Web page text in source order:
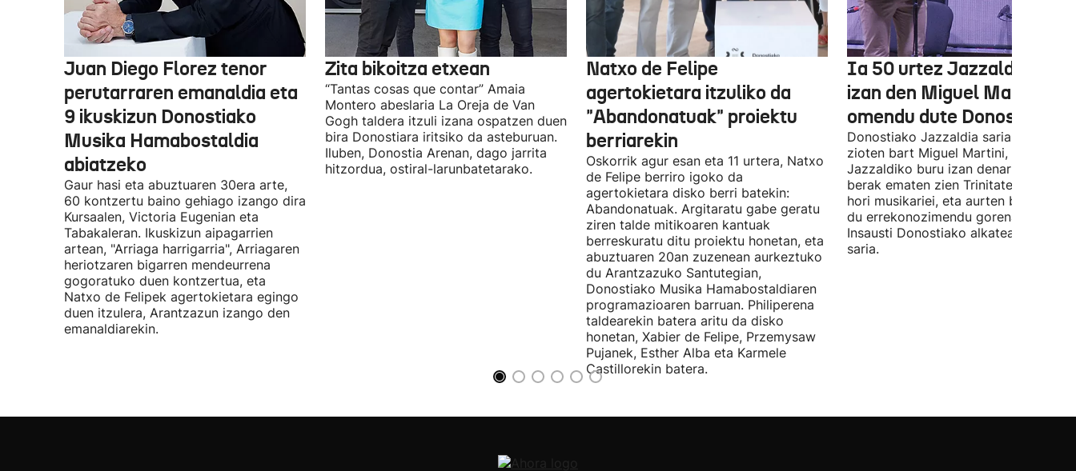
Juan Diego Florez tenor
perutarraren emanaldia eta
9 ikuskizun Donostiako
Musika Hamabostaldia
abiatzeko
Gaur hasi eta abuztuaren 30era arte,
60 kontzertu baino gehiago izango dira
Kursaalen, Victoria Eugenian eta
Tabakaleran. Ikuskizun aipagarrien
artean, "Arriaga harrigarria", Arriagaren
heriotzaren bigarren mendeurrena
gogoratuko duen kontzertua, eta
Natxo de Felipek agertokietara egingo
duen itzulera, Arantzazun izango den
emanaldiarekin.
Zita bikoitza etxean
“Tantas cosas que contar” Amaia
Montero abeslaria La Oreja de Van
Gogh taldera itzuli izana ospatzen duen
bira Donostiara iritsiko da asteburuan.
Iluben, Donostia Arenan, dago jarrita
hitzordua, ostiral-larunbatetarako.
Natxo de Felipe
agertokietara itzuliko da
"Abandonatuak" proiektu
berriarekin
Oskorrik agur esan eta 11 urtera, Natxo
de Felipe berriro igoko da
agertokietara disko berri batekin:
Abandonatuak. Argitaratu gabe geratu
ziren talde mitikoaren kantuak
berreskuratu ditu proiektu honetan, eta
abuztuaren 20an zuzenean aurkeztuko
du Arantzazuko Santutegian,
Donostiako Musika Hamabostaldiaren
programazioaren barruan. Philiperena
taldearekin batera aritu da disko
honetan, Xabier de Felipe, Przemysaw
Pujanek, Esther Alba eta Karmele
Castillorekin batera.
Ia 50 urtez Jazzaldiko
izan den Miguel Martin
omendu dute Donostian
Donostiako Jazzaldia saria eman
zioten bart Miguel Martini, ia 50
Jazzaldiko buru izan denari. Orain
berak ematen zien Trinitate Plazan
hori musikariei, eta aurten berak jaso
du errekonozimendu gorena. Jon
Insausti Donostiako alkateak eman
saria.